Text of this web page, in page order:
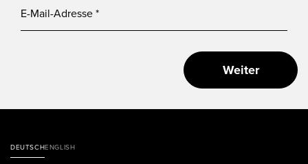
DEUTSCHENGLISH
Weiter